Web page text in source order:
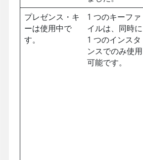
プレゼンス・キ
ーは使用中で
す。
1 つのキーファ
イルは、同時に
1 つのインスタ
ンスでのみ使用
可能です。